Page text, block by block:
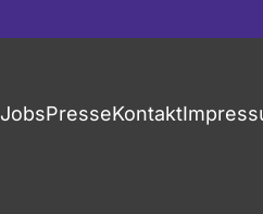
JobsPresseKontakt